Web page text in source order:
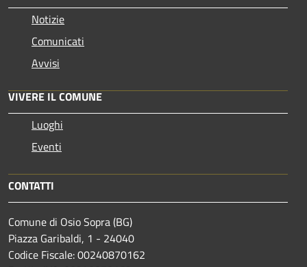
Notizie
Comunicati
Avvisi
VIVERE IL COMUNE
Luoghi
Eventi
CONTATTI
Comune di Osio Sopra (BG)
Piazza Garibaldi, 1 - 24040
Codice Fiscale: 00240870162